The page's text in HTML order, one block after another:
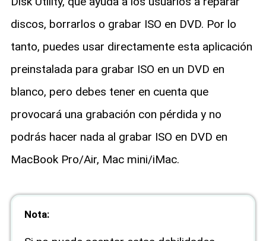
discos, borrarlos o grabar ISO en DVD. Por lo
tanto, puedes usar directamente esta aplicación
preinstalada para grabar ISO en un DVD en
blanco, pero debes tener en cuenta que
provocará una grabación con pérdida y no
podrás hacer nada al grabar ISO en DVD en
MacBook Pro/Air, Mac mini/iMac.
Nota: